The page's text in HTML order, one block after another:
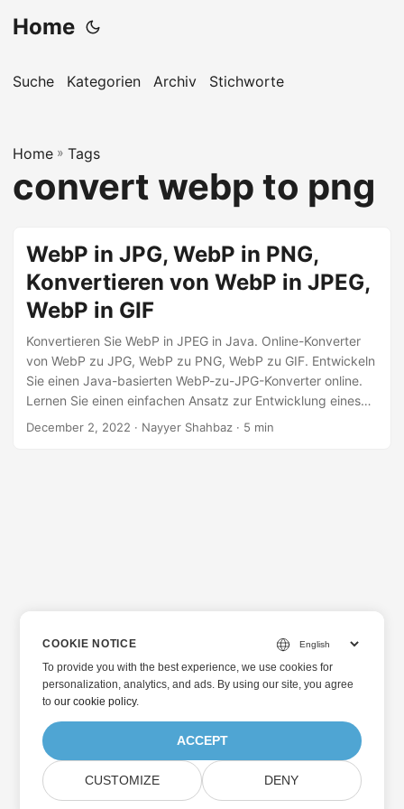
Home
Suche Kategorien Archiv Stichworte
Home » Tags
convert webp to png
WebP in JPG, WebP in PNG,
Konvertieren von WebP in JPEG,
WebP in GIF
Konvertieren Sie WebP in JPEG in Java. Online-Konverter
von WebP zu JPG, WebP zu PNG, WebP zu GIF. Entwickeln
Sie einen Java-basierten WebP-zu-JPG-Konverter online.
Lernen Sie einen einfachen Ansatz zur Entwicklung eines
WebP-zu-GIF-Konverters mithilfe der Java-REST-API
December 2, 2022 · Nayyer Shahbaz · 5 min
COOKIE NOTICE
To provide you with the best experience, we use cookies for
personalization, analytics, and ads. By using our site, you agree
toour cookie policy.
ACCEPT
CUSTOMIZE DENY